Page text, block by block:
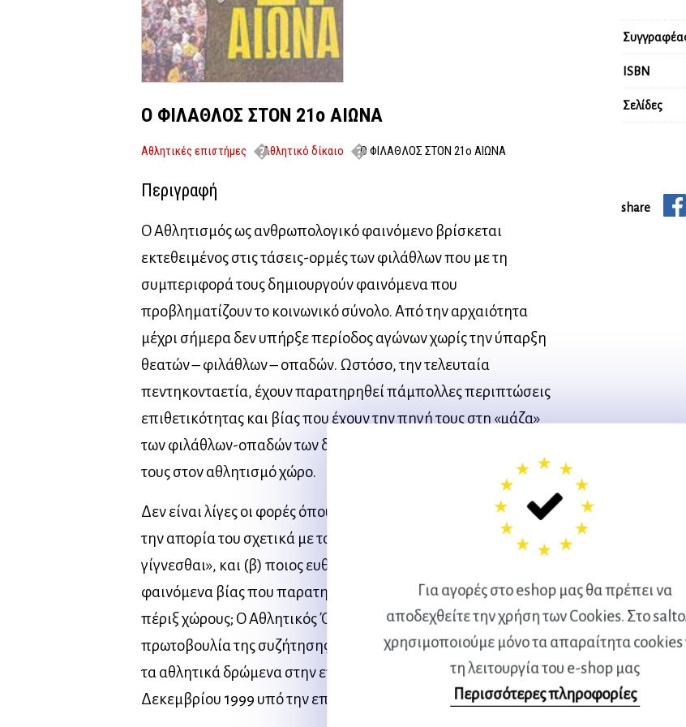
Για αγορές στο eshop μας θα πρέπει να
αποδεχθείτε την χρήση των Cookies. Στο
χρησιμοποιούμε μόνο τα απαραίτητα cookies
τη λειτουργία του e-shop μας
Περισσότερες πληροφορίες
ISBN
Σελίδες
share
Ο ΦΙΛΑΘΛΟΣ ΣΤΟΝ 21ο ΑΙΩΝΑ
Αθλητικές επιστήμες Αθλητικό δίκαιο Ο ΦΙΛΑΘΛΟΣ ΣΤΟΝ 21ο ΑΙΩΝΑ
Περιγραφή
Ο Αθλητισμός ως ανθρωπολογικό φαινόμενο βρίσκεται
εκτεθειμένος στις τάσεις-ορμές των φιλάθλων που με τη
συμπεριφορά τους δημιουργούν φαινόμενα που
προβληματίζουν το κοινωνικό σύνολο. Από την αρχαιότητα
μέχρι σήμερα δεν υπήρξε περίοδος αγώνων χωρίς την ύπαρξη
θεατών – φιλάθλων – οπαδών. Ωστόσο, την τελευταία
πεντηκονταετία, έχουν παρατηρηθεί πάμπολλες περιπτώσεις
επιθετικότητας και βίας που έχουν την πηγή τους στη «μάζα»
των φιλάθλων-οπαδών των διαφόρων ομάδων και την κατάληξή
τους στον αθλητισμό χώρο.
Δεν είναι λίγες οι φορές όπου ο απλός πολίτης έχει εκφράσει
την απορία του σχετικά με το: (α) τι συμβαίνει στο «αθλητικό
γίγνεσθαι», και (β) ποιος ευθύνεται για τα περισσότερα
φαινόμενα βίας που παρατηρούνται στους αγωνιστικούς και
πέριξ χώρους; Ο Αθλητικός Όμιλος Χαϊδαρίου είχε την
πρωτοβουλία της συζήτησης για το φίλαθλο και τη σχέση του με
τα αθλητικά δρώμενα στην επιστημονική ημερίδα του
Δεκεμβρίου 1999 υπό την επιστημονική διεύθυνση του ΕΚΕΑΔ.